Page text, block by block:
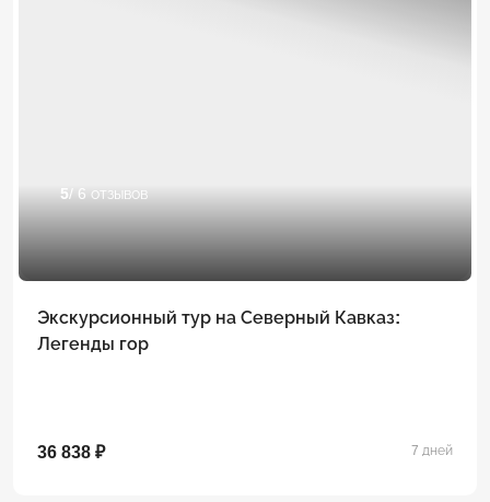
5/ 6 отзывов
Экскурсионный тур на Северный Кавказ:
Легенды гор
36 838 ₽ 7 дней